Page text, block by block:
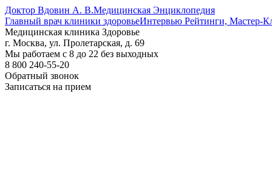
Доктор Вдовин А. В.Медицинская Энциклопедия
Главный врач клиники здоровьеИнтервью Рейтинги, Мастер-
Медицинская клиника Здоровье
г. Москва, ул. Пролетарская, д. 69
Мы работаем с 8 до 22 без выходных
8 800 240-55-20
Обратный звонок
Записаться на прием